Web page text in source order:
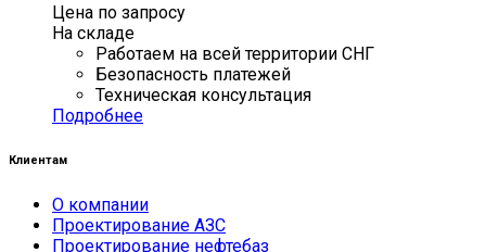
Цена по запросу
На складе
Работаем на всей территории СНГ
Безопасность платежей
Техническая консультация
Подробнее
Клиентам
О компании
Проектирование АЗС
Проектирование нефтебаз